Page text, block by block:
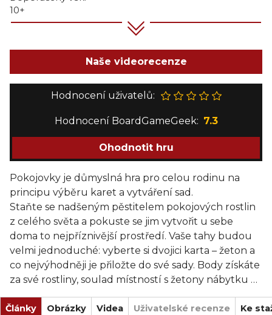
10+
Naše videorecenze
Hodnocení uživatelů:
Hodnocení BoardGameGeek: 7.3
Ohodnotit hru
Pokojovky je důmyslná hra pro celou rodinu na
principu výběru karet a vytváření sad.
Staňte se nadšeným pěstitelem pokojových rostlin
z celého světa a pokuste se jim vytvořit u sebe
doma to nejpříznivější prostředí. Vaše tahy budou
velmi jednoduché: vyberte si dvojici karta – žeton a
co nejvýhodněji je přiložte do své sady. Body získáte
za své rostliny, soulad místností s žetony nábytku a
mazlíčků a předstižení soupeřů v zisku těch
nejhodnotnějších květináčů. Díky variabilním
Články Obrázky Videa Uživatelské recenze Ke